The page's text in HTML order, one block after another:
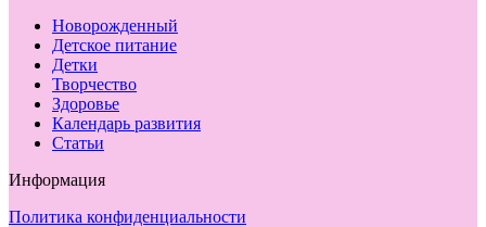
Новорожденный
Детское питание
Детки
Творчество
Здоровье
Календарь развития
Статьи
Информация
Политика конфиденциальности